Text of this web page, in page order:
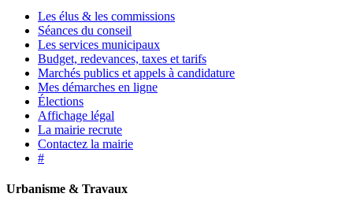
Les élus & les commissions
Séances du conseil
Les services municipaux
Budget, redevances, taxes et tarifs
Marchés publics et appels à candidature
Mes démarches en ligne
Élections
Affichage légal
La mairie recrute
Contactez la mairie
#
Urbanisme & Travaux